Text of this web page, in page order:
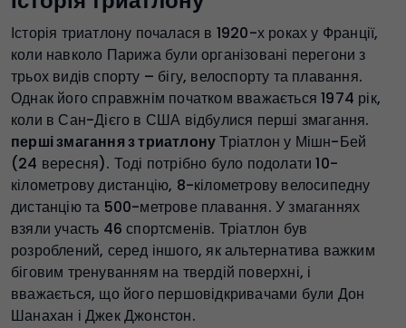
Історія триатлону почалася в 1920-х роках у Франції,
коли навколо Парижа були організовані перегони з
трьох видів спорту – бігу, велоспорту та плавання.
Однак його справжнім початком вважається 1974 рік,
коли в Сан-Дієго в США відбулися перші змагання.
перші змагання з триатлонуТріатлон у Мішн-Бей
(24 вересня). Тоді потрібно було подолати 10-
кілометрову дистанцію, 8-кілометрову велосипедну
дистанцію та 500-метрове плавання. У змаганнях
взяли участь 46 спортсменів. Тріатлон був
розроблений, серед іншого, як альтернатива важким
біговим тренуванням на твердій поверхні, і
вважається, що його першовідкривачами були Дон
Шанахан і Джек Джонстон.